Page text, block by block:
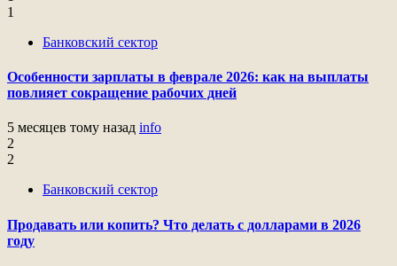
1
Банковский сектор
Особенности зарплаты в феврале 2026: как на выплаты
повлияет сокращение рабочих дней
5 месяцев тому назад info
2
2
Банковский сектор
Продавать или копить? Что делать с долларами в 2026
году